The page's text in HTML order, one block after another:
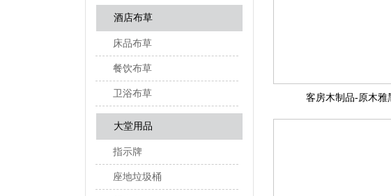
酒店布草
床品布草
餐饮布草
卫浴布草
大堂用品
指示牌
座地垃圾桶
客房木制品-原木雅